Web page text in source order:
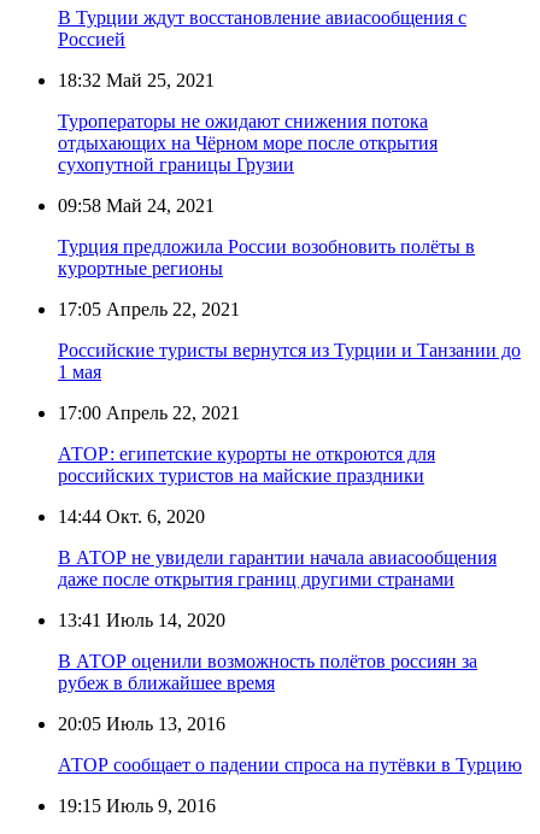
В Турции ждут восстановление авиасообщения с
Россией
18:32 Май 25, 2021
Туроператоры не ожидают снижения потока
отдыхающих на Чёрном море после открытия
сухопутной границы Грузии
09:58 Май 24, 2021
Турция предложила России возобновить полёты в
курортные регионы
17:05 Апрель 22, 2021
Российские туристы вернутся из Турции и Танзании до
1 мая
17:00 Апрель 22, 2021
АТОР: египетские курорты не откроются для
российских туристов на майские праздники
14:44 Окт. 6, 2020
В АТОР не увидели гарантии начала авиасообщения
даже после открытия границ другими странами
13:41 Июль 14, 2020
В АТОР оценили возможность полётов россиян за
рубеж в ближайшее время
20:05 Июль 13, 2016
АТОР сообщает о падении спроса на путёвки в Турцию
19:15 Июль 9, 2016